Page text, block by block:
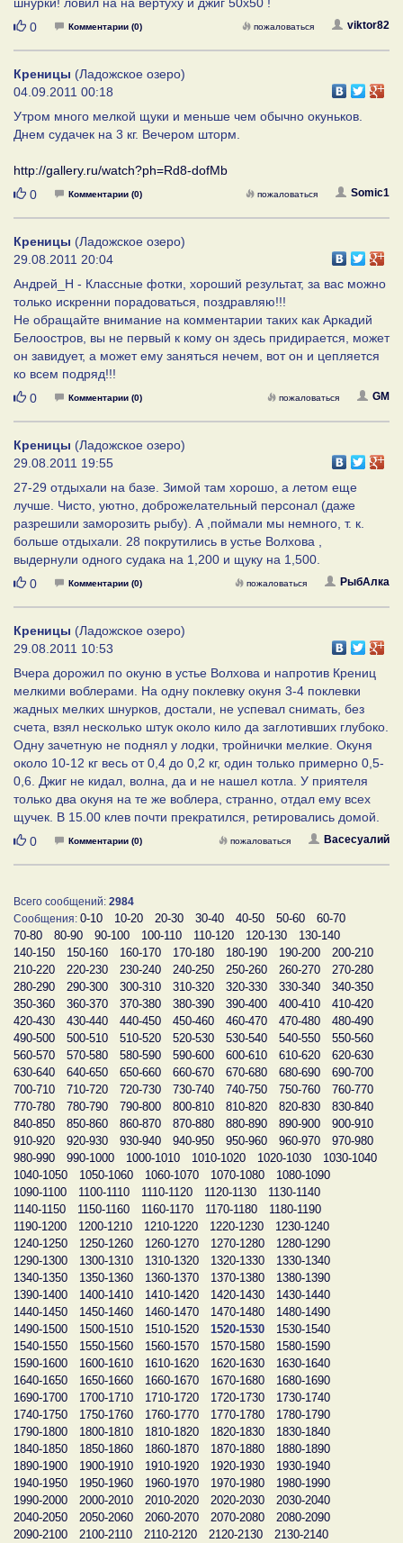
Нравится
0 Комментарии (0) viktor82
пожаловаться
Креницы (Ладожское озеро)
04.09.2011 00:18
Утром много мелкой щуки и меньше чем обычно окуньков.
Днем судачек на 3 кг. Вечером шторм.
http://gallery.ru/watch?ph=Rd8-dofMb
Нравится
0 Комментарии (0) Somic1
пожаловаться
Креницы (Ладожское озеро)
29.08.2011 20:04
Андрей_Н - Классные фотки, хороший результат, за вас можно
только искренни порадоваться, поздравляю!!!
Не обращайте внимание на комментарии таких как Аркадий
Белоостров, вы не первый к кому он здесь придирается, может
он завидует, а может ему заняться нечем, вот он и цепляется
ко всем подряд!!!
Нравится
0 Комментарии (0) GM
пожаловаться
Креницы (Ладожское озеро)
29.08.2011 19:55
27-29 отдыхали на базе. Зимой там хорошо, а летом еще
лучше. Чисто, уютно, доброжелательный персонал (даже
разрешили заморозить рыбу). А ,поймали мы немного, т. к.
больше отдыхали. 28 покрутились в устье Волхова ,
выдернули одного судака на 1,200 и щуку на 1,500.
Нравится
0 Комментарии (0) РыбАлка
пожаловаться
Креницы (Ладожское озеро)
29.08.2011 10:53
Вчера дорожил по окуню в устье Волхова и напротив Крениц
мелкими воблерами. На одну поклевку окуня 3-4 поклевки
жадных мелких шнурков, достали, не успевал снимать, без
счета, взял несколько штук около кило да заглотивших глубоко.
Одну зачетную не поднял у лодки, тройнички мелкие. Окуня
около 10-12 кг весь от 0,4 до 0,2 кг, один только примерно 0,5-
0,6. Джиг не кидал, волна, да и не нашел котла. У приятеля
только два окуня на те же воблера, странно, отдал ему всех
щучек. В 15.00 клев почти прекратился, ретировались домой.
Нравится
0 Комментарии (0) Васесуалий
пожаловаться
Всего сообщений: 2984
Сообщения: 0-10 10-20 20-30 30-40 40-50 50-60
60-70
70-80
80-90 90-100 100-110 110-120 120-130
130-140
140-150
150-160 160-170 170-180 180-190 190-200
200-210
210-220
220-230 230-240 240-250 250-260 260-270
270-280
280-290
290-300 300-310 310-320 320-330 330-340
340-350
350-360
360-370 370-380 380-390 390-400 400-410
410-420
420-430
430-440 440-450 450-460 460-470 470-480
480-490
490-500
500-510 510-520 520-530 530-540 540-550
550-560
560-570
570-580 580-590 590-600 600-610 610-620
620-630
630-640
640-650 650-660 660-670 670-680 680-690
690-700
700-710
710-720 720-730 730-740 740-750 750-760
760-770
770-780
780-790 790-800 800-810 810-820 820-830
830-840
840-850
850-860 860-870 870-880 880-890 890-900
900-910
910-920
920-930 930-940 940-950 950-960 960-970
970-980
980-990
990-1000 1000-1010 1010-1020 1020-1030
1030-1040
1040-1050
1050-1060 1060-1070 1070-1080
1080-1090
1090-1100
1100-1110 1110-1120 1120-1130
1130-1140
1140-1150
1150-1160 1160-1170 1170-1180
1180-1190
1190-1200
1200-1210 1210-1220 1220-1230
1230-1240
1240-1250
1250-1260 1260-1270 1270-1280
1280-1290
1290-1300
1300-1310 1310-1320 1320-1330
1330-1340
1340-1350
1350-1360 1360-1370 1370-1380
1380-1390
1390-1400
1400-1410 1410-1420 1420-1430
1430-1440
1440-1450
1450-1460 1460-1470 1470-1480
1480-1490
1490-1500
1500-1510 1510-1520 1520-1530
1530-1540
1540-1550
1550-1560 1560-1570 1570-1580
1580-1590
1590-1600
1600-1610 1610-1620 1620-1630
1630-1640
1640-1650
1650-1660 1660-1670 1670-1680
1680-1690
1690-1700
1700-1710 1710-1720 1720-1730
1730-1740
1740-1750
1750-1760 1760-1770 1770-1780
1780-1790
1790-1800
1800-1810 1810-1820 1820-1830
1830-1840
1840-1850
1850-1860 1860-1870 1870-1880
1880-1890
1890-1900
1900-1910 1910-1920 1920-1930
1930-1940
1940-1950
1950-1960 1960-1970 1970-1980
1980-1990
1990-2000
2000-2010 2010-2020 2020-2030
2030-2040
2040-2050
2050-2060 2060-2070 2070-2080
2080-2090
2090-2100
2100-2110 2110-2120 2120-2130
2130-2140